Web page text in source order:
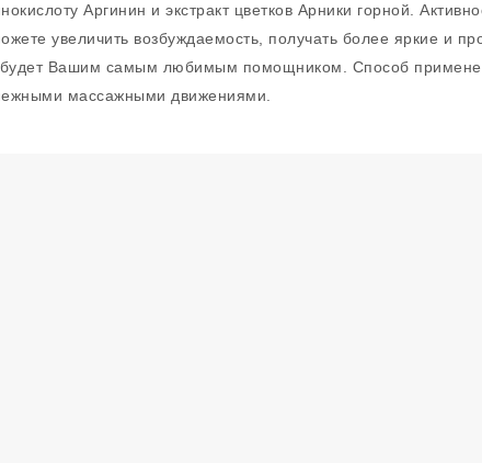
Аргинин и экстракт цветков Арники горной.
увеличить возбуждаемость, получать более яркие и
Вашим самым любимым помощником. Способ
массажными движениями.